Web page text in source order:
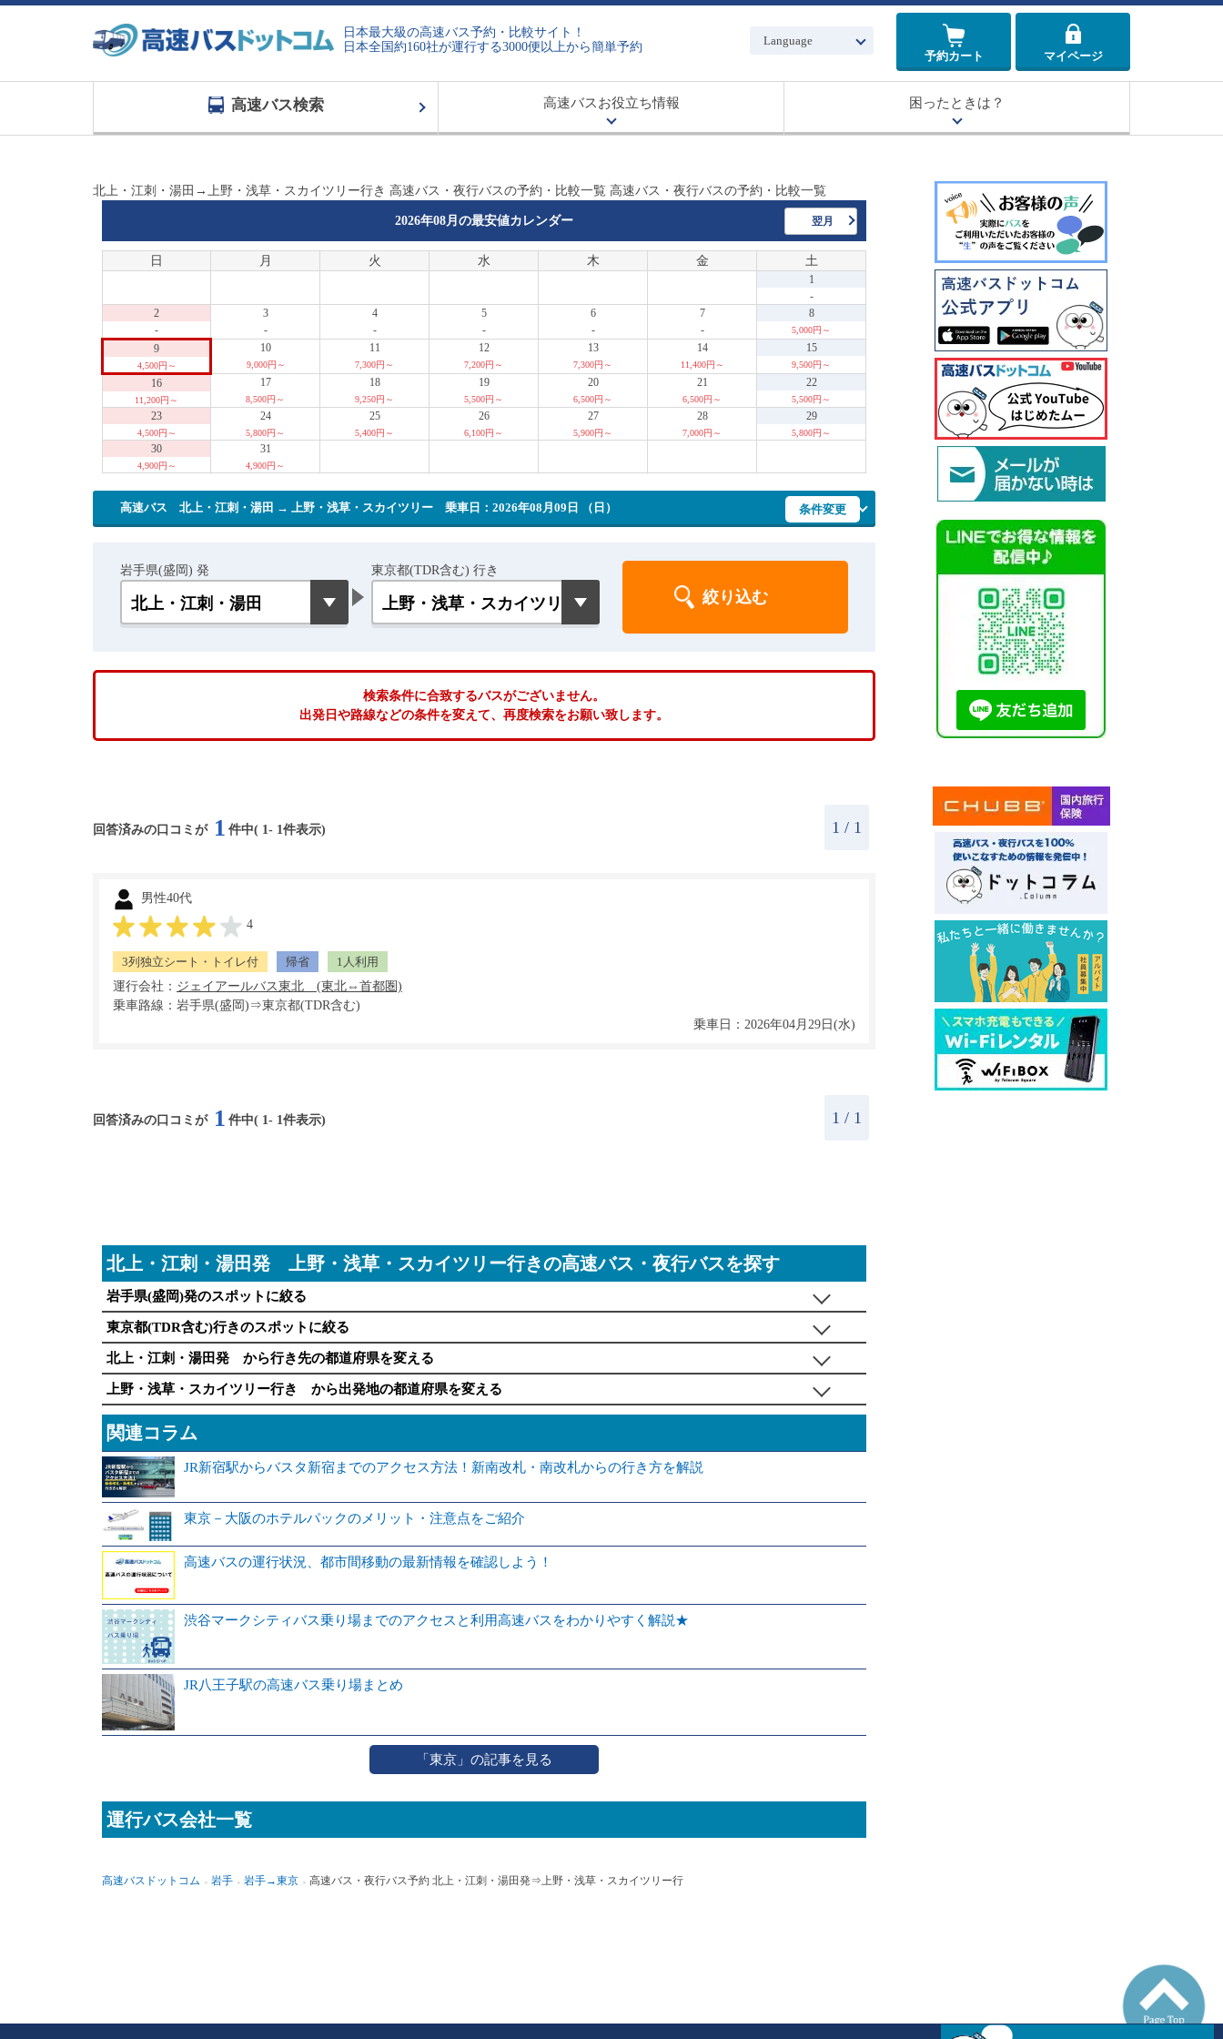
日本最大級の高速バス予約・比較サイト！
日本全国約160社が運行する3000便以上から簡単予約
Language
予約カート
マイページ
高速バス検索 高速バスお役立ち情報 困ったときは？
北上・江刺・湯田→上野・浅草・スカイツリー行き 高速バス・夜行バスの予約・比較一覧 高速バス・夜行バスの予約・比較一覧
2026年08月の最安値カレンダー 翌月
日 月 火 水 木 金 土
1
-
2
-
3
-
4
-
5
-
6
-
7
-
8
5,000円～
9
4,500円～
10
9,000円～
11
7,300円～
12
7,200円～
13
7,300円～
14
11,400円～
15
9,500円～
16
11,200円～
17
8,500円～
18
9,250円～
19
5,500円～
20
6,500円～
21
6,500円～
22
5,500円～
23
4,500円～
24
5,800円～
25
5,400円～
26
6,100円～
27
5,900円～
28
7,000円～
29
5,800円～
30
4,900円～
31
4,900円～
高速バス 北上・江刺・湯田 → 上野・浅草・スカイツリー 乗車日：2026年08月09日 （日） 条件変更
岩手県(盛岡) 発 東京都(TDR含む) 行き
検索条件に合致するバスがございません。
出発日や路線などの条件を変えて、再度検索をお願い致します。
回答済みの口コミが 1 件中( 1- 1件表示) 1 / 1
男性40代
4
3列独立シート・トイレ付 帰省
1人利用
運行会社：
乗車路線：岩手県(盛岡)⇒東京都(TDR含む)
乗車日：2026年04月29日(水)
回答済みの口コミが 1 件中( 1- 1件表示) 1 / 1
北上・江刺・湯田発 上野・浅草・スカイツリー行きの高速バス・夜行バスを探す
岩手県(盛岡)発のスポットに絞る
東京都(TDR含む)行きのスポットに絞る
北上・江刺・湯田発 から行き先の都道府県を変える
上野・浅草・スカイツリー行き から出発地の都道府県を変える
関連コラム
JR新宿駅からバスタ新宿までのアクセス方法！新南改札・南改札からの行き方を解説
東京－大阪のホテルパックのメリット・注意点をご紹介
高速バスの運行状況、都市間移動の最新情報を確認しよう！
渋谷マークシティバス乗り場までのアクセスと利用高速バスをわかりやすく解説★
JR八王子駅の高速バス乗り場まとめ
「東京」の記事を見る
運行バス会社一覧
高速バスドットコム 岩手 岩手→東京 高速バス・夜行バス予約 北上・江刺・湯田発⇒上野・浅草・スカイツリー行